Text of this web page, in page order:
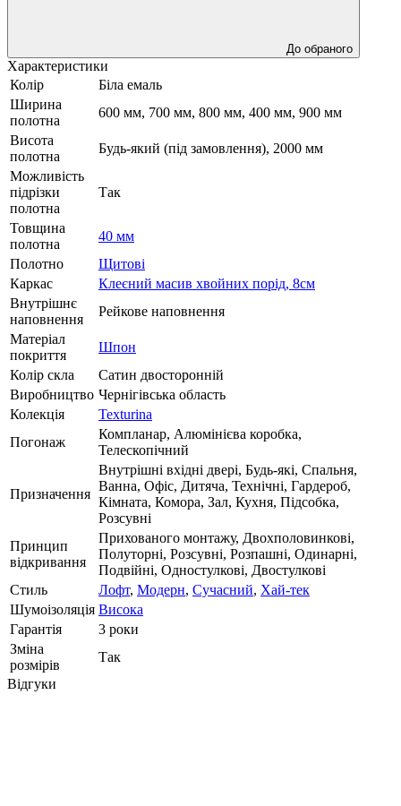
До обраного
Характеристики
Колір
Біла емаль
Ширина
полотна
600 мм, 700 мм, 800 мм, 400 мм, 900 мм
Висота
полотна
Будь-який (під замовлення), 2000 мм
Можливість
підрізки
полотна
Так
Товщина
полотна
40 мм
Полотно
Щитові
Каркас
Клеєний масив хвойних порід, 8см
Внутрішнє
наповнення
Рейкове наповнення
Матеріал
покриття
Шпон
Колір скла
Сатин двосторонній
Виробництво Чернігівська область
Колекція
Texturina
Погонаж
Компланар, Алюмінієва коробка,
Телескопічний
Призначення
Внутрішні вхідні двері, Будь-які, Спальня,
Ванна, Офіс, Дитяча, Технічні, Гардероб,
Кімната, Комора, Зал, Кухня, Підсобка,
Розсувні
Принцип
відкривання
Прихованого монтажу, Двохполовинкові,
Полуторні, Розсувні, Розпашні, Одинарні,
Подвійні, Одностулкові, Двостулкові
Стиль
Лофт, Модерн, Сучасний, Хай-тек
Шумоізоляція Висока
Гарантія
3 роки
Зміна
розмірів
Так
Відгуки